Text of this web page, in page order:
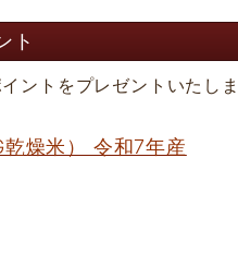
ト
ントをプレゼントいたしま
乾燥米） 令和7年産